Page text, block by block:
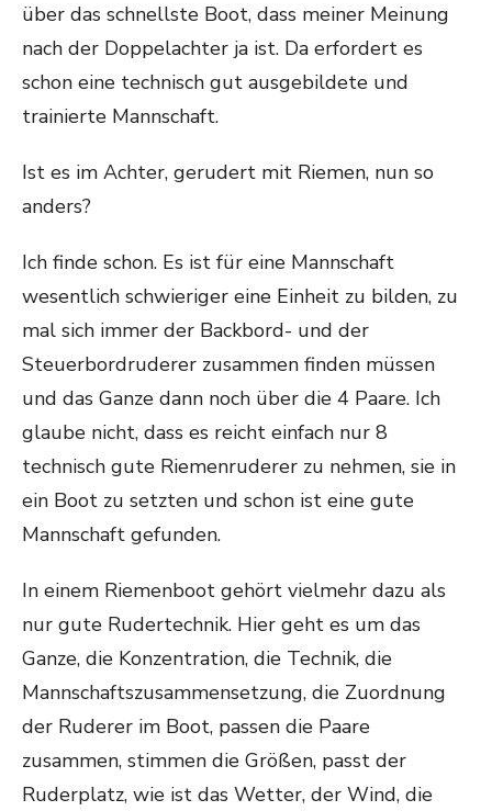
über das schnellste Boot, dass meiner Meinung
nach der Doppelachter ja ist. Da erfordert es
schon eine technisch gut ausgebildete und
trainierte Mannschaft.
Ist es im Achter, gerudert mit Riemen, nun so
anders?
Ich finde schon. Es ist für eine Mannschaft
wesentlich schwieriger eine Einheit zu bilden, zu
mal sich immer der Backbord- und der
Steuerbordruderer zusammen finden müssen
und das Ganze dann noch über die 4 Paare. Ich
glaube nicht, dass es reicht einfach nur 8
technisch gute Riemenruderer zu nehmen, sie in
ein Boot zu setzten und schon ist eine gute
Mannschaft gefunden.
In einem Riemenboot gehört vielmehr dazu als
nur gute Rudertechnik. Hier geht es um das
Ganze, die Konzentration, die Technik, die
Mannschaftszusammensetzung, die Zuordnung
der Ruderer im Boot, passen die Paare
zusammen, stimmen die Größen, passt der
Ruderplatz, wie ist das Wetter, der Wind, die